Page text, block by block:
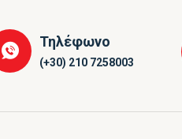
Τηλέφωνο
(+30) 210 7258003